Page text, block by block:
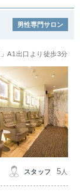
男性専門サロン
A1出口より徒歩3分
スタッフ 5 人